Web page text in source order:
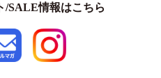
/SALE情報はこちら